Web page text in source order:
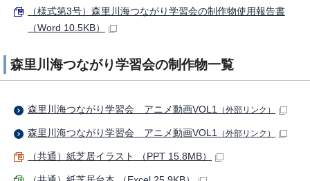
（様式第3号）森里川海つながり学習会の制作物使用報告書
（Word 10.5KB）
森里川海つながり学習会の制作物一覧
森里川海つながり学習会 アニメ動画VOL1 （外部リンク）
森里川海つながり学習会 アニメ動画VOL1 （外部リンク）
（共通）紙芝居イラスト （PPT 15.8MB）